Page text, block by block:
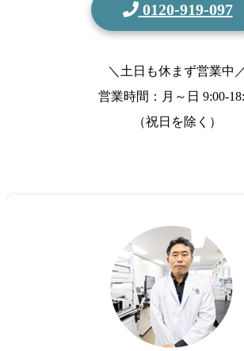
0120-919-097
＼土日も休まず営業中
営業時間：月～日 9:00-
（祝日を除く）